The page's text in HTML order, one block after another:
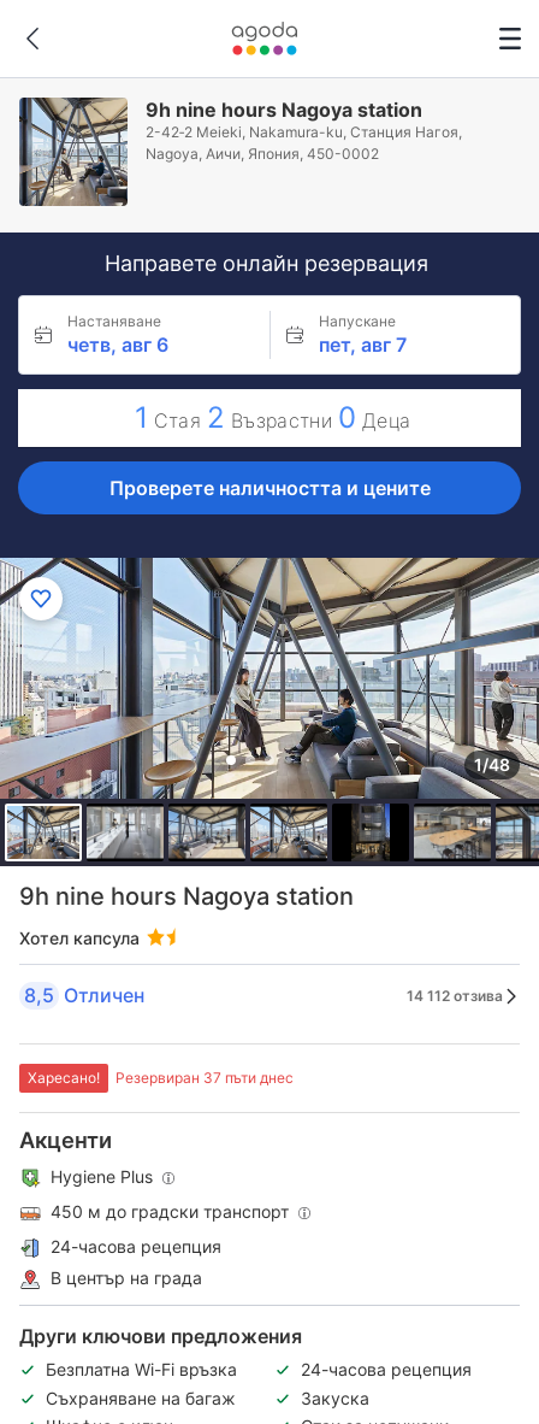
9h nine hours Nagoya station
2-42‐2 Meieki, Nakamura-ku, Станция Нагоя,
Nagoya, Аичи, Япония, 450-0002
Направете онлайн резервация
Настаняване
четв, авг 6
Напускане
пет, авг 7
1 Стая 2 Възрастни 0 Деца
Проверете наличността и цените
1/48
9h nine hours Nagoya station
Хотел капсула
8,5 Отличен 14 112 отзива
Харесано! Резервиран 37 пъти днес
Акценти
Hygiene Plus
450 м до градски транспорт
24-часова рецепция
В център на града
Други ключови предложения
Безплатна Wi-Fi връзка
24-часова рецепция
Съхраняване на багаж
Закуска